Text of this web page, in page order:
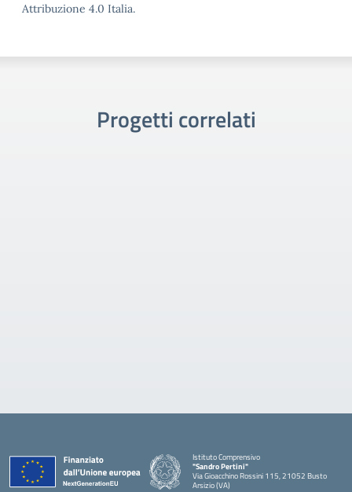
Attribuzione 4.0 Italia.
Progetti correlati
Istituto Comprensivo
"Sandro Pertini"
Via Gioacchino Rossini 115, 21052 Busto
Arsizio (VA)